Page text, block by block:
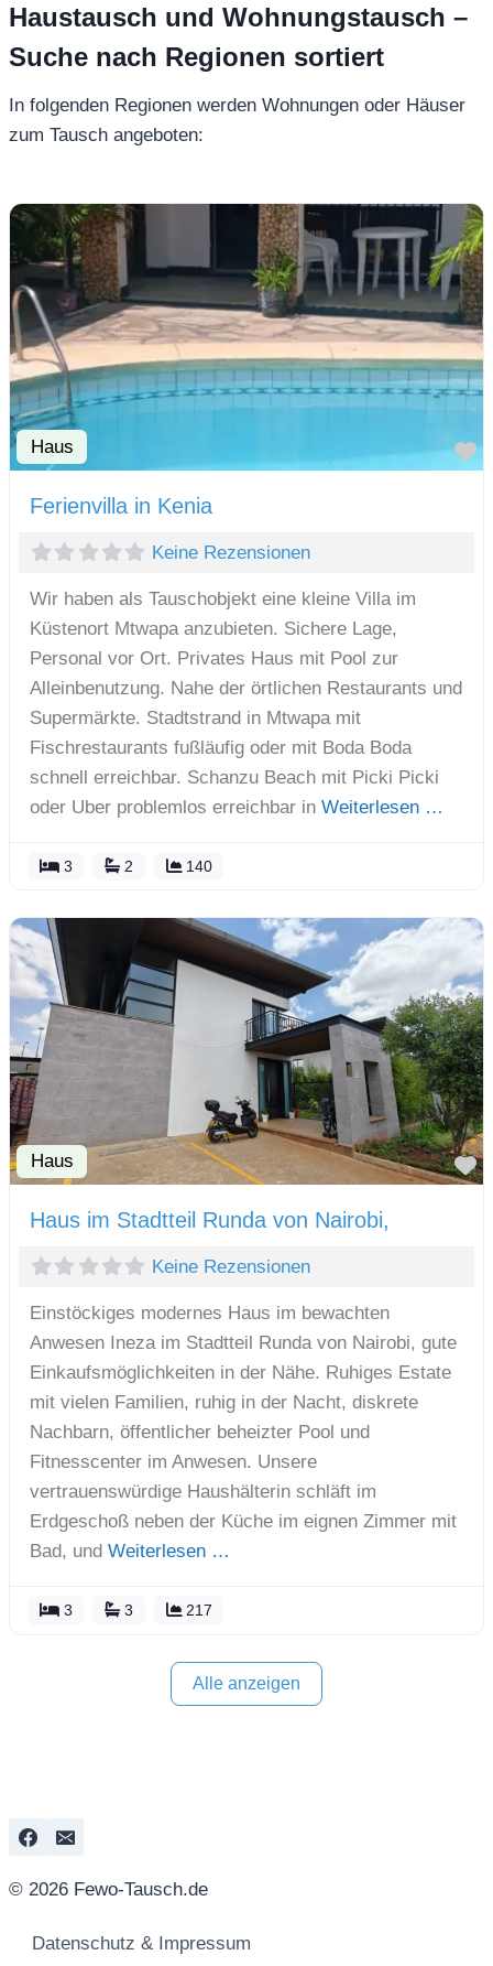
Haustausch und Wohnungstausch –
Suche nach Regionen sortiert
In folgenden Regionen werden Wohnungen oder Häuser
zum Tausch angeboten:
Haus
Ferienvilla in Kenia
Keine Rezensionen
Wir haben als Tauschobjekt eine kleine Villa im
Küstenort Mtwapa anzubieten. Sichere Lage,
Personal vor Ort. Privates Haus mit Pool zur
Alleinbenutzung. Nahe der örtlichen Restaurants und
Supermärkte. Stadtstrand in Mtwapa mit
Fischrestaurants fußläufig oder mit Boda Boda
schnell erreichbar. Schanzu Beach mit Picki Picki
oder Uber problemlos erreichbar in Weiterlesen …
3 2 140
Haus
Haus im Stadtteil Runda von Nairobi,
Keine Rezensionen
Einstöckiges modernes Haus im bewachten
Anwesen Ineza im Stadtteil Runda von Nairobi, gute
Einkaufsmöglichkeiten in der Nähe. Ruhiges Estate
mit vielen Familien, ruhig in der Nacht, diskrete
Nachbarn, öffentlicher beheizter Pool und
Fitnesscenter im Anwesen. Unsere
vertrauenswürdige Haushälterin schläft im
Erdgeschoß neben der Küche im eignen Zimmer mit
Bad, und Weiterlesen …
3 3 217
Alle anzeigen
© 2026 Fewo-Tausch.de
Datenschutz & Impressum